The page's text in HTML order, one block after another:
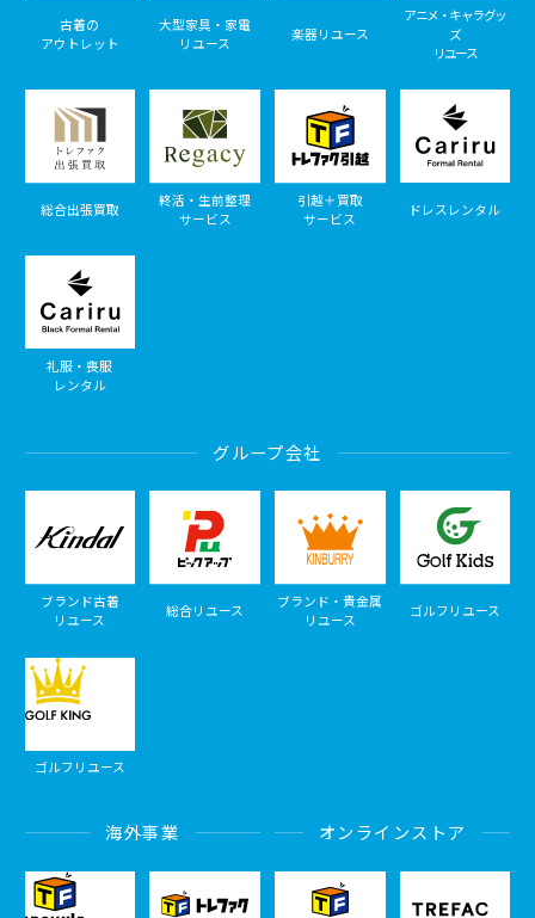
古着の
アウトレット
大型家具・家電
リユース
楽器リユース
アニメ・キャラグッ
ズ
リユース
総合出張買取
終活・生前整理
サービス
引越＋買取
サービス
ドレスレンタル
礼服・喪服
レンタル
グループ会社
ブランド古着
リユース
総合リユース
ブランド・貴金属
リユース
ゴルフリユース
ゴルフリユース
海外事業 オンラインストア